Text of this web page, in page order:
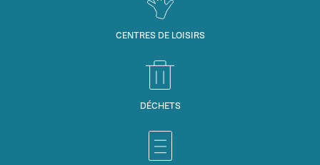
CENTRES DE LOISIRS
DÉCHETS